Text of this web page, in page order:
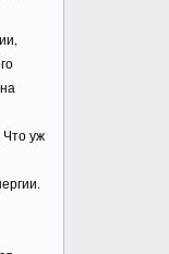
Что уж